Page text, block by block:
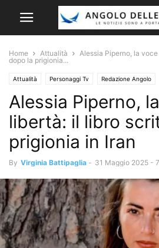
Home Attualità
Alessia Piperno, la
dopo la prigionia...
Attualità Personaggi Tv Redazione Angolo
Alessia Piperno,
libertà: il libro
prigionia in Iran
By Virginia Battipaglia - 31 Maggio 2025 -